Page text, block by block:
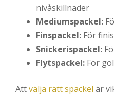
nivåskillnader
Mediumspackel:
Finspackel: För
Snickerispackel:
Flytspackel: För
Attvälja rätt spackel är